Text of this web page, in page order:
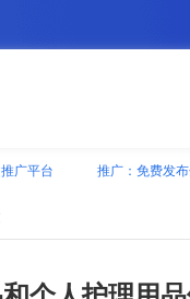
广平台 推广：免费发